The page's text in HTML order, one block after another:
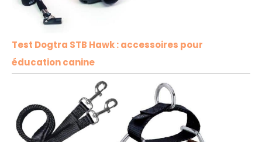
Test Dogtra STB Hawk : accessoires pour
éducation canine